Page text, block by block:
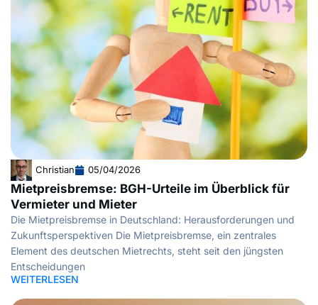
Christian 05/04/2026
Mietpreisbremse: BGH-Urteile im Überblick für
Vermieter und Mieter
Die Mietpreisbremse in Deutschland: Herausforderungen und
Zukunftsperspektiven Die Mietpreisbremse, ein zentrales
Element des deutschen Mietrechts, steht seit den jüngsten
Entscheidungen
WEITERLESEN